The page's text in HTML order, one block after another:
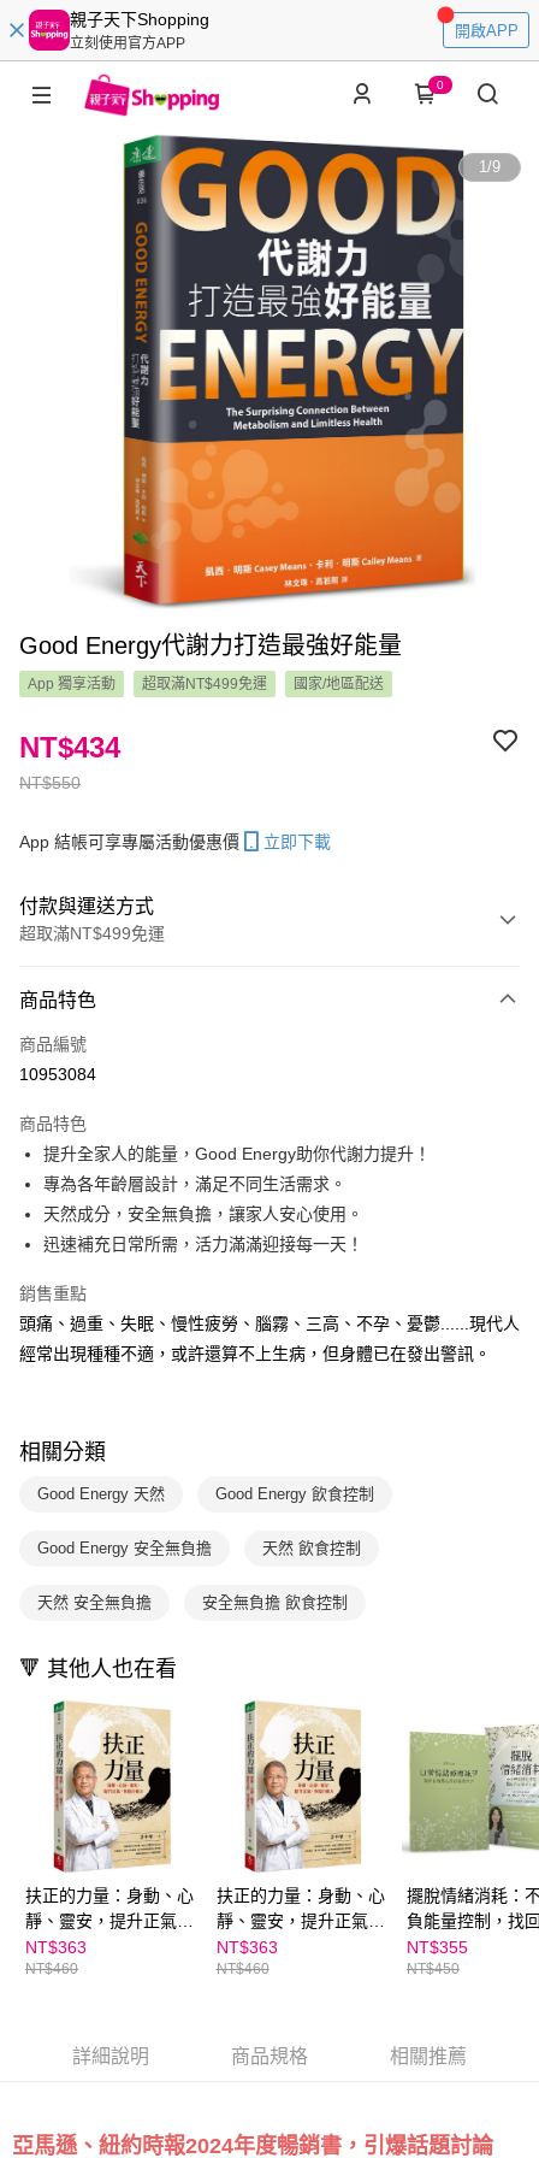
親子天下Shopping
立刻使用官方APP
開啟APP
0
1/9
Good Energy代謝力打造最強好能量
App 獨享活動 超取滿NT$499免運 國家/地區配送
NT$550
NT$434
App 結帳可享專屬活動優惠價 立即下載
付款與運送方式
超取滿NT$499免運
信用卡一次付款
LINE Pay
大哥付你分期
相關說明
【大哥付你分期使用說明】
1.本服務由台灣大哥大提供，台灣大哥大用戶可立即使用無須另外申請。
2.付款方式選擇「大哥付你分期」，訂單成立後會自動跳轉到大哥付的交易
成交易。
3.實際核准額度、可分期數及費用金額請依後續交易確認頁面所載為準。
4.訂單成立30分鐘內，如未前往確認交易或遇審核未通過，訂單將自動取
消。如遇「轉專審核」未通過狀況，表示未達大哥付你分期系統評分，恕無
醒簡訊。
2.透過簡訊連結打開帳單後，可選擇「超商條碼／台灣大直營門市／銀行轉
帳／街口支付／iPASS MONEY」等通路繳費。
1.本服務係由「台灣大哥大股份有限公司」（以下簡稱本公司）所提供，讓
買賣價金債權讓與本公司後，依約使用本公司帳單繳交帳款。
由本公司與您本人進行分期帳單所需資料之確認、核對及更正。
3.完整用戶服務條款，請詳閱以下連結：
AFTEE先享後付
相關說明
AFTEE先享後付是「在收到商品之後才付款」的支付方式。 讓您購物簡單
便利好安心！
１．簡單：不需註冊會員、不需綁卡、不需儲值。
２．便利：只要手機號碼，簡訊認證，即可結帳。
１．於結帳方式選擇「AFTEE先享後付」後，將跳轉至「AFTEE先享後付」
２．訂單成立數日內，您將收到繳費通知簡訊。
ATM／網路銀行／等多元方式進行付款，方視為交易完成。
※ 請注意：結帳手續完成當下不需立刻繳費，但若您需要取消訂單，請聯絡
後付繳納相關費用。
客戶支援中心」https://netprotections.freshdesk.com/support/home
【注意事項】
１．透過由恩沛科技股份有限公司提供之「AFTEE先享後付」服務完成之交
易，需依本服務之必要範圍內提供個人資料，並將交易相關給付款項請求債
權轉讓予恩沛科技股份有限公司。
２．關於個人資料處理事宜，請瀏覽以下網址：
https://aftee.tw/terms/#terms3
３．未成年的使用者請事先徵得法定代理人或監護人之同意方可使用
「AFTEE先享後付」，若未經同意申辦者引起之損失，本公司不負相關責
任。
４．使用「AFTEE先享後付」時，將依據個別帳號之用戶狀況，依本公司即
時審查核予不同之上限額度；若仍有額度不足之情形，本公司將視審查結果
請求用戶進行身份認證。
５．嚴禁一人註冊多個帳號或使用他人資訊註冊。若發現惡意使用之情形，
ATM付款
運送方式
每筆NT$70，滿NT$800(含以上)免運費
國內宅配/郵寄 (不適用離島、海外及郵局i郵箱)
每筆NT$200
海外包裹航空運送
商品特色
商品編號
10953084
商品特色
提升全家人的能量，Good Energy助你代謝力提升！
專為各年齡層設計，滿足不同生活需求。
天然成分，安全無負擔，讓家人安心使用。
迅速補充日常所需，活力滿滿迎接每一天！
銷售重點
頭痛、過重、失眠、慢性疲勞、腦霧、三高、不孕、憂鬱......現代人
經常出現種種不適，或許還算不上生病，但身體已在發出警訊。
相關分類
Good Energy 天然 Good Energy 飲食控制
Good Energy 安全無負擔 天然 飲食控制
天然 安全無負擔 安全無負擔 飲食控制
🔻 其他人也在看
扶正的力量：身動、心
靜、靈安，提升正氣，
恢復自癒力
NT$363
NT$460
扶正的力量：身動、心
靜、靈安，提升正氣，
恢復自癒力｜親子家庭
嚴選館
NT$363
NT$460
擺脫情緒消耗：
負能量控制，找
安在力量
NT$355
NT$450
詳細說明 商品規格 相關推薦
亞馬遜、紐約時報2024年度暢銷書，引爆話題討論